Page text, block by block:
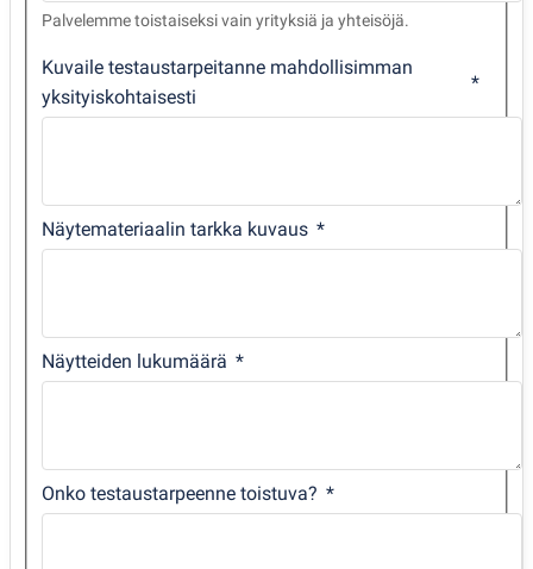
Palvelemme toistaiseksi vain yrityksiä ja yhteisöjä.
Kuvaile testaustarpeitanne mahdollisimman
yksityiskohtaisesti
Näytemateriaalin tarkka kuvaus
Näytteiden lukumäärä
Onko testaustarpeenne toistuva?